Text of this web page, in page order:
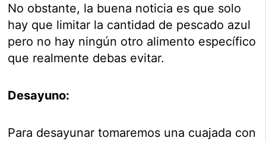
No obstante, la buena noticia es que solo
hay que limitar la cantidad de pescado azul
pero no hay ningún otro alimento específico
que realmente debas evitar.
Desayuno:
Para desayunar tomaremos una cuajada con